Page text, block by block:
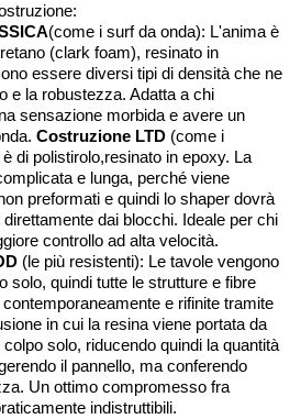
(come i surf da onda): L'anima è
(clark foam), resinato in
essere diversi tipi di densità che ne
e la robustezza. Adatta a chi
sensazione morbida e avere un
Costruzione LTD (come i
di polistirolo,resinato in epoxy. La
e lunga, perché viene
preformati e quindi lo shaper dovrà
dai blocchi. Ideale per chi
controllo ad alta velocità.
(le più resistenti): Le tavole vengono
solo, quindi tutte le strutture e fibre
e rifinite tramite
in cui la resina viene portata da
solo, riducendo quindi la quantità
il pannello, ma conferendo
Un ottimo compromesso fra
indistruttibili.